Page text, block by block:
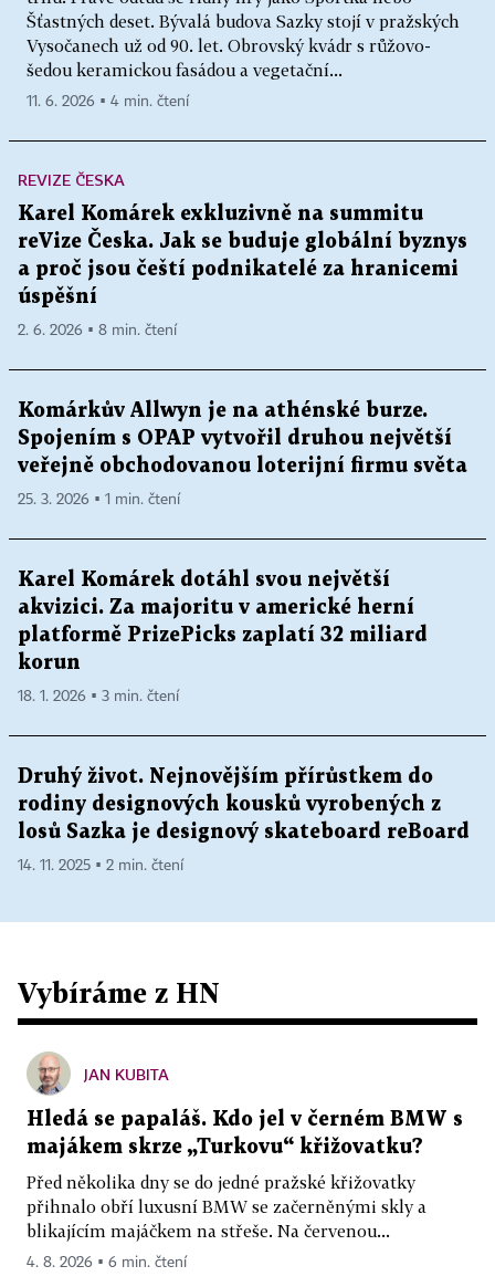
Šťastných deset. Bývalá budova Sazky stojí v pražských
Vysočanech už od 90. let. Obrovský kvádr s růžovo-
šedou keramickou fasádou a vegetační...
11. 6. 2026 ▪ 4 min. čtení
REVIZE ČESKA
Karel Komárek exkluzivně na summitu
reVize Česka. Jak se buduje globální byznys
a proč jsou čeští podnikatelé za hranicemi
úspěšní
2. 6. 2026 ▪ 8 min. čtení
Komárkův Allwyn je na athénské burze.
Spojením s OPAP vytvořil druhou největší
veřejně obchodovanou loterijní firmu světa
25. 3. 2026 ▪ 1 min. čtení
Karel Komárek dotáhl svou největší
akvizici. Za majoritu v americké herní
platformě PrizePicks zaplatí 32 miliard
korun
18. 1. 2026 ▪ 3 min. čtení
Druhý život. Nejnovějším přírůstkem do
rodiny designových kousků vyrobených z
losů Sazka je designový skateboard reBoard
14. 11. 2025 ▪ 2 min. čtení
Vybíráme z HN
JAN KUBITA
Hledá se papaláš. Kdo jel v černém BMW s
majákem skrze „Turkovu“ křižovatku?
Před několika dny se do jedné pražské křižovatky
přihnalo obří luxusní BMW se začerněnými skly a
blikajícím majáčkem na střeše. Na červenou...
4. 8. 2026 ▪ 6 min. čtení